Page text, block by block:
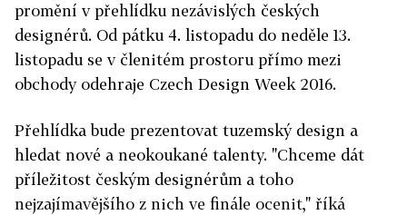
promění v přehlídku nezávislých českých
designérů. Od pátku 4. listopadu do neděle 13.
listopadu se v členitém prostoru přímo mezi
obchody odehraje Czech Design Week 2016.
Přehlídka bude prezentovat tuzemský design a
hledat nové a neokoukané talenty. "Chceme dát
příležitost českým designérům a toho
nejzajímavějšího z nich ve finále ocenit," říká